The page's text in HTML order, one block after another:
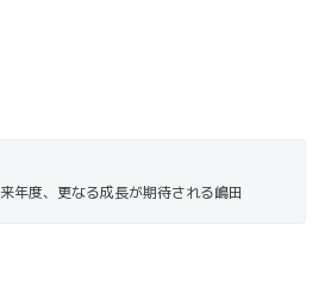
来年度、更なる成長が期待される嶋田